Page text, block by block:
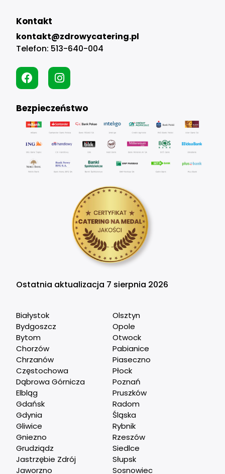
Kontakt
kontakt@zdrowycatering.pl
Telefon: 513-640-004
Bezpieczeństwo
Ostatnia aktualizacja 7 sierpnia 2026
Białystok
Bydgoszcz
Bytom
Chorzów
Chrzanów
Częstochowa
Dąbrowa Górnicza
Elbląg
Gdańsk
Gdynia
Gliwice
Gniezno
Grudziądz
Jastrzębie Zdrój
Jaworzno
Olsztyn
Opole
Otwock
Pabianice
Piaseczno
Płock
Poznań
Pruszków
Radom
Śląska
Rybnik
Rzeszów
Siedlce
Słupsk
Sosnowiec